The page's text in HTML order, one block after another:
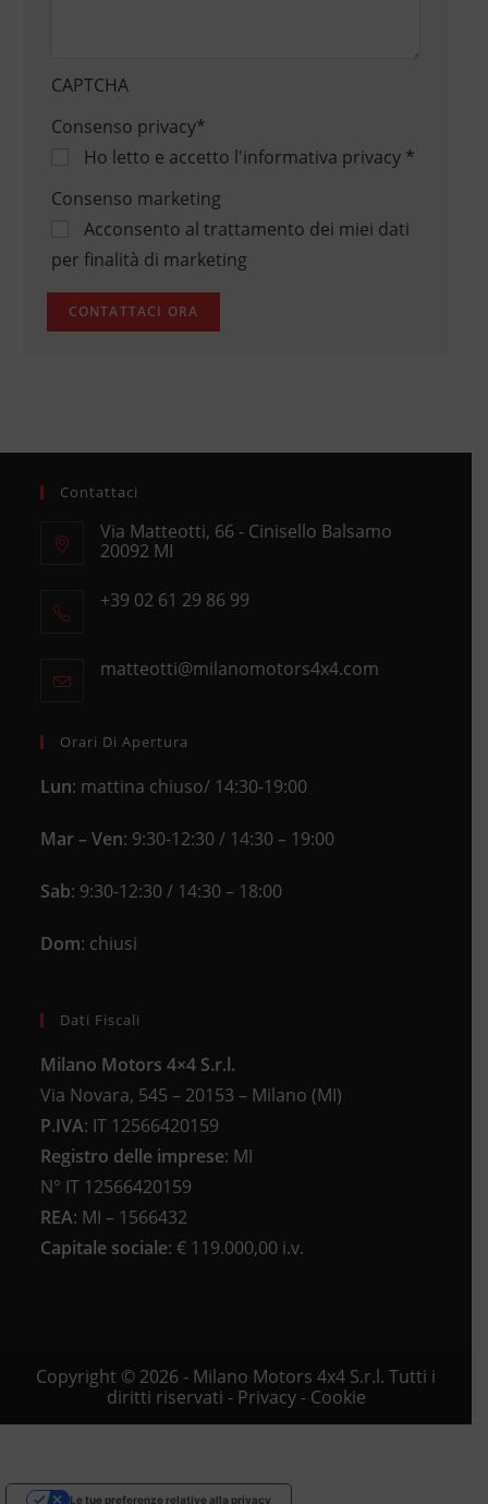
CAPTCHA
Consenso privacy*
Ho letto e accetto l'informativa privacy*
Consenso marketing
Acconsento al trattamento dei miei dati
per finalità di marketing
Contattaci
Via Matteotti, 66 - Cinisello Balsamo
20092 MI
in
+39 02 61 29 86 99
your
matteotti@milanomotors4x4.comOpens
Orari Di Apertura
Lun: mattina chiuso/ 14:30-19:00
Mar – Ven: 9:30-12:30 / 14:30 – 19:00
Sab: 9:30-12:30 / 14:30 – 18:00
Dom: chiusi
Dati Fiscali
Milano Motors 4×4 S.r.l.
Via Novara, 545 – 20153 – Milano (MI)
P.IVA: IT 12566420159
Registro delle imprese: MI
N° IT 12566420159
REA: MI – 1566432
Capitale sociale: € 119.000,00 i.v.
Copyright © 2026 - Milano Motors 4x4 S.r.l. Tutti i
diritti riservati - Privacy- Cookie
Le tue preferenze relative alla privacy